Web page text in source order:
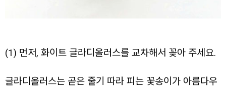
(1) 먼저, 화이트 글라디올러스를 교차해서 꽂아 주세요.
글라디올러스는 곧은 줄기 따라 피는 꽃송이가 아름다우